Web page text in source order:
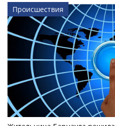
Происшествия